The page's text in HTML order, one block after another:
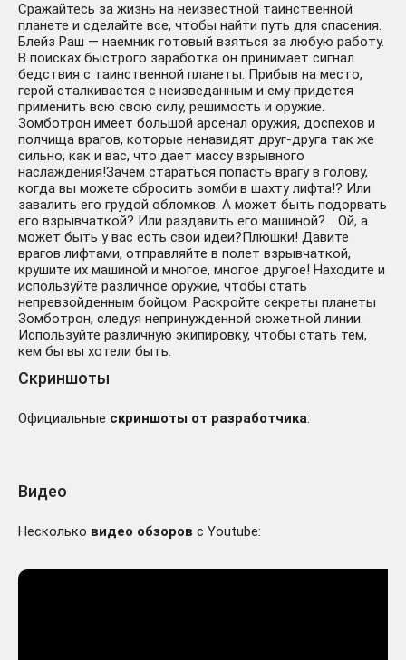
Сражайтесь за жизнь на неизвестной таинственной
планете и сделайте все, чтобы найти путь для спасения.
Блейз Раш — наемник готовый взяться за любую работу.
В поисках быстрого заработка он принимает сигнал
бедствия с таинственной планеты. Прибыв на место,
герой сталкивается с неизведанным и ему придется
применить всю свою силу, решимость и оружие.
Зомботрон имеет большой арсенал оружия, доспехов и
полчища врагов, которые ненавидят друг-друга так же
сильно, как и вас, что дает массу взрывного
наслаждения!Зачем стараться попасть врагу в голову,
когда вы можете сбросить зомби в шахту лифта!? Или
завалить его грудой обломков. А может быть подорвать
его взрывчаткой? Или раздавить его машиной?. . Ой, а
может быть у вас есть свои идеи?Плюшки! Давите
врагов лифтами, отправляйте в полет взрывчаткой,
крушите их машиной и многое, многое другое! Находите и
используйте различное оружие, чтобы стать
непревзойденным бойцом. Раскройте секреты планеты
Зомботрон, следуя непринужденной сюжетной линии.
Используйте различную экипировку, чтобы стать тем,
кем бы вы хотели быть.
Скриншоты
Официальные скриншоты от разработчика:
Видео
Несколько видео обзоров с Youtube: